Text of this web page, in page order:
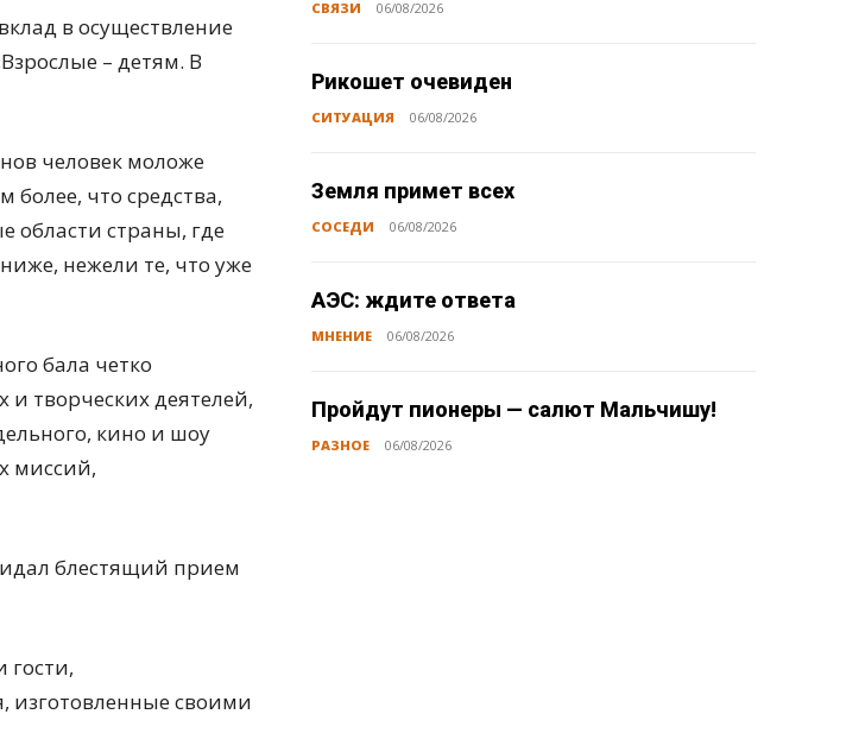
в осуществление
– детям. В
человек моложе
что средства,
области страны, где
нежели те, что уже
бала четко
творческих деятелей,
кино и шоу
миссий,
блестящий прием
гости,
своими
СВЯЗИ 06/08/2026
Рикошет очевиден
СИТУАЦИЯ 06/08/2026
Земля примет всех
СОСЕДИ 06/08/2026
АЭС: ждите ответа
МНЕНИЕ 06/08/2026
Пройдут пионеры — салют Мальчишу!
РАЗНОЕ 06/08/2026